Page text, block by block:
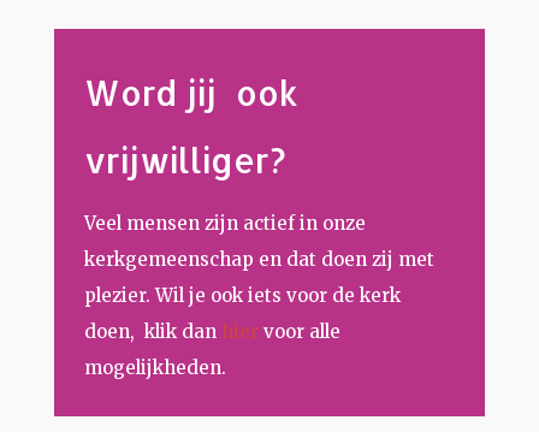
Word jij ook
vrijwilliger?
Veel mensen zijn actief in onze
kerkgemeenschap en dat doen zij met
plezier. Wil je ook iets voor de kerk
doen, klik danhiervoor alle
mogelijkheden.